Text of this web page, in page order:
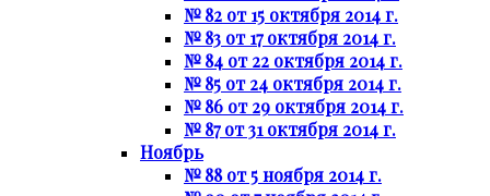
№ 82 от 15 октября 2014 г.
№ 83 от 17 октября 2014 г.
№ 84 от 22 октября 2014 г.
№ 85 от 24 октября 2014 г.
№ 86 от 29 октября 2014 г.
№ 87 от 31 октября 2014 г.
Ноябрь
№ 88 от 5 ноября 2014 г.